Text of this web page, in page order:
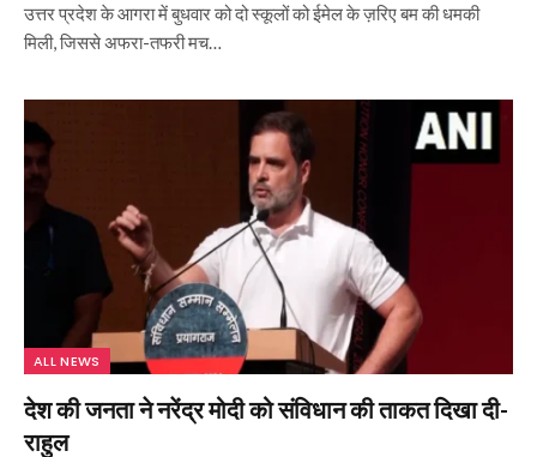
उत्तर प्रदेश के आगरा में बुधवार को दो स्कूलों को ईमेल के ज़रिए बम की धमकी
मिली, जिससे अफरा-तफरी मच…
ALL NEWS
देश की जनता ने नरेंद्र मोदी को संविधान की ताकत दिखा दी-
राहुल